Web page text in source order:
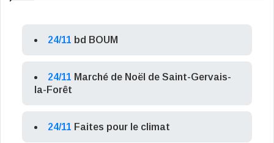
24/11 bd BOUM
24/11 Marché de Noël de Saint-Gervais-
la-Forêt
24/11 Faites pour le climat